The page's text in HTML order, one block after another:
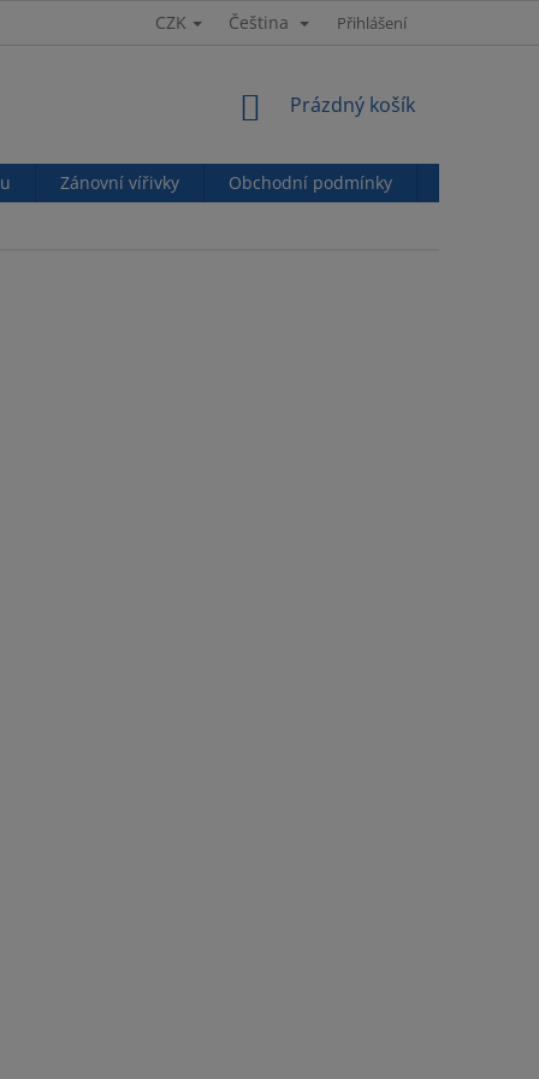
CZK Čeština Přihlášení
NÁKUPNÍ
Prázdný košík
Zánovní vířivky Obchodní podmínky